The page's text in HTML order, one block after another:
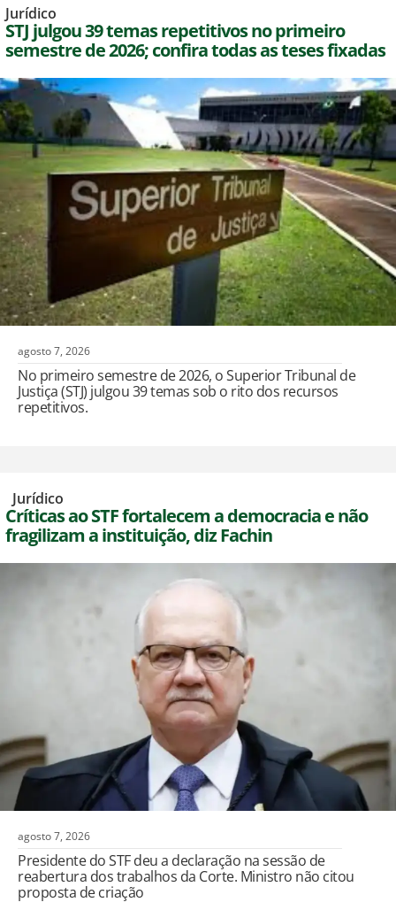
Jurídico
STJ julgou 39 temas repetitivos no primeiro
semestre de 2026; confira todas as teses fixadas
agosto 7, 2026
No primeiro semestre de 2026, o Superior Tribunal de
Justiça (STJ) julgou 39 temas sob o rito dos recursos
repetitivos.
Jurídico
Críticas ao STF fortalecem a democracia e não
fragilizam a instituição, diz Fachin
agosto 7, 2026
Presidente do STF deu a declaração na sessão de
reabertura dos trabalhos da Corte. Ministro não citou
proposta de criação